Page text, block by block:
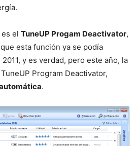
el TuneUP Progam Deactivator,
esta función ya se podía
y es verdad, pero este año, la
Program Deactivator,
.